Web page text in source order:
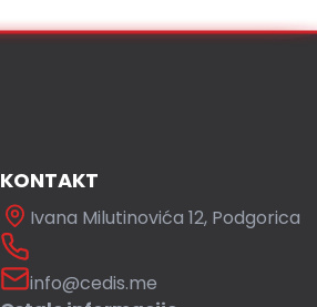
KONTAKT
Ivana Milutinovića 12, Podgorica
info@cedis.me